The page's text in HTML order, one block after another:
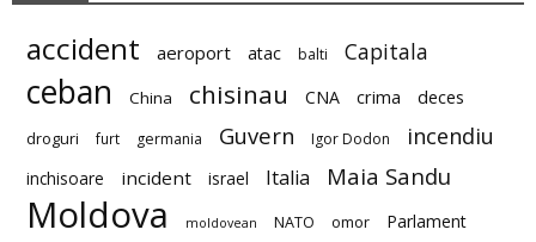
accident aeroport atac balti Capitala
ceban China chisinau CNA crima deces
droguri furt germania Guvern Igor Dodon incendiu
inchisoare incident israel Italia Maia Sandu
Moldova moldovean NATO omor Parlament